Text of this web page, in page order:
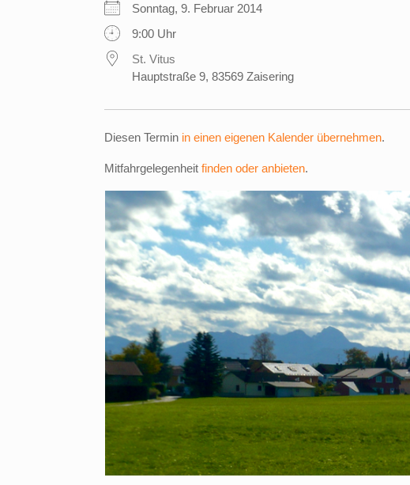
Sonntag, 9. Februar 2014
9:00 Uhr
St. Vitus
Hauptstraße 9, 83569 Zaisering
Diesen Termin in einen eigenen Kalender übernehmen.
Mitfahrgelegenheit finden oder anbieten.